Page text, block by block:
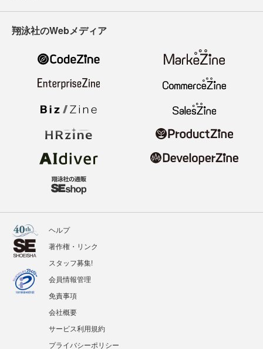
翔泳社のWebメディア
ヘルプ
著作権・リンク
スタッフ募集!
会員情報管理
免責事項
会社概要
サービス利用規約
プライバシーポリシー